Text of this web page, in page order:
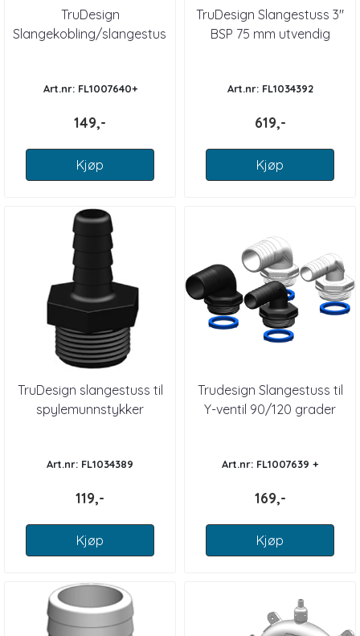
TruDesign
Slangekobling/slangestuss
Art.nr: FL1007640+
149,-
Kjøp
TruDesign Slangestuss 3"
BSP 75 mm utvendig
Art.nr: FL1034392
619,-
Kjøp
TruDesign slangestuss til
spylemunnstykker
Art.nr: FL1034389
119,-
Kjøp
Trudesign Slangestuss til
Y-ventil 90/120 grader
Art.nr: FL1007639 +
169,-
Kjøp